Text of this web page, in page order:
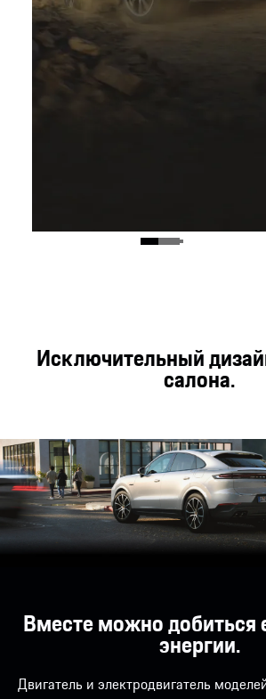
На спортивный и в равной
облик моделей Cayenne Coupé
накладывают идеальное сочетание
911, и выдающаяся динамика
Исключительный
салона.
Вместе можно
энергии.
Двигатель и электродвигатель